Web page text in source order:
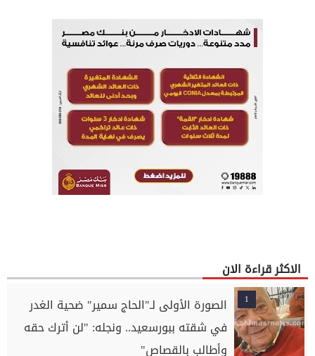
الاكثر قراءة الان
1
الصورة الأولى لـ"الحاج سمير" ضحية الغدر
في شقته ببورسعيد.. ونجله: "لن أترك حقه
وأطالب بالقصاص"